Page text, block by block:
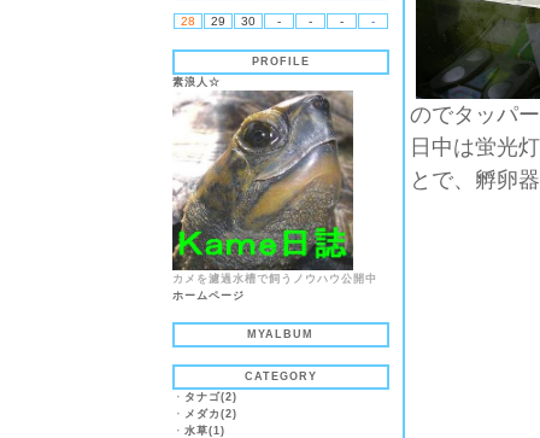
28 29 30 - - - -
PROFILE
素浪人☆
カメを濾過水槽で飼うノウハウ公開中
ホームページ
MYALBUM
CATEGORY
・ タナゴ(2)
・ メダカ(2)
・ 水草(1)
のでタッパ
日中は蛍光
とで、孵卵